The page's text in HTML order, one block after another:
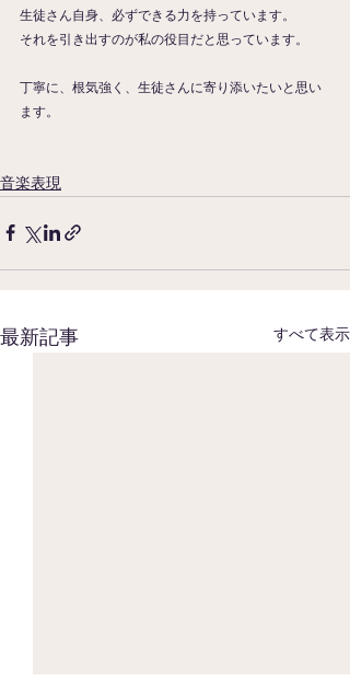
生徒さん自身、必ずできる力を持っています。
それを引き出すのが私の役目だと思っています。
丁寧に、根気強く、生徒さんに寄り添いたいと思い
ます。
音楽表現
最新記事 すべて表示